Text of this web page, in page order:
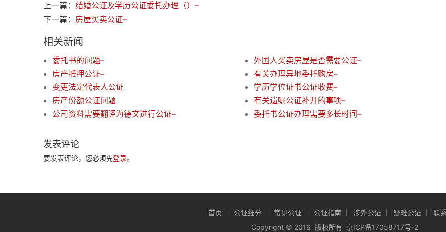
上一篇： 结婚公证及学历公证委托办理（）–
下一篇： 房屋买卖公证–
相关新闻
委托书的问题–
外国人买卖房屋是否需要公证–
房产抵押公证–
有关办理异地委托购房–
变更法定代表人公证
学历学位证书公证收费–
房产份额公证问题
有关遗嘱公证补开的事项–
公司资料需要翻译为德文进行公证–
委托书公证办理需要多长时间–
发表评论
要发表评论，您必须先登录。
首页 公证细分 常见公证 公证指南 涉外公证 疑难公证
联
Copyright © 2016 版权所有 京ICP备17058717号-2